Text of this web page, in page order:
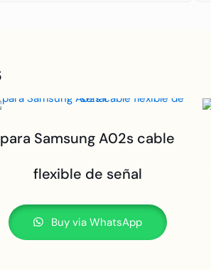
para Samsung A02s cable
flexible de señal
Buy via WhatsApp